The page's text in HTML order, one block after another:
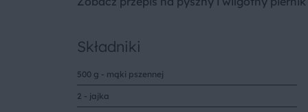
Składniki
500 g - mąki pszennej
2 - jajka